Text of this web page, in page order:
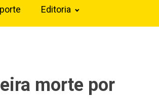
Editoria
morte por